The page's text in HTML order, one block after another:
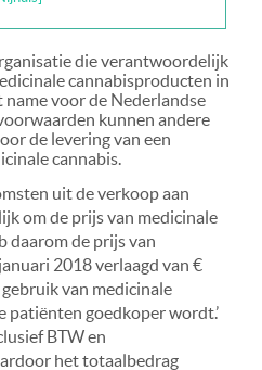
die verantwoordelijk
cannabisproducten in
voor de Nederlandse
kunnen andere
de levering van een
cannabis.
uit de verkoop aan
om de prijs van medicinale
daarom de prijs van
2018 verlaagd van €
van medicinale
patiënten goedkoper wordt.’
BTW en
het totaalbedrag